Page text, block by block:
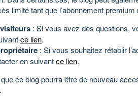
limité tant que l’abonnement premium
: Si vous avez des questions,
ce lien.
: Si vous souhaitez rétablir
en suivantce lien.
ce blog pourra être de nouveau